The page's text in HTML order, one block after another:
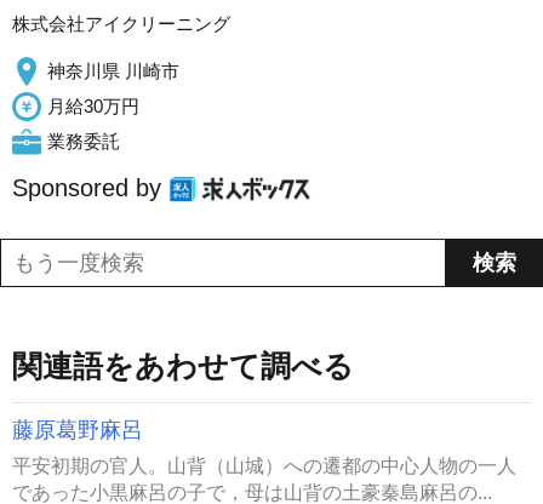
株式会社アイクリーニング
神奈川県 川崎市
月給30万円
業務委託
Sponsored by
関連語をあわせて調べる
藤原葛野麻呂
平安初期の官人。山背（山城）への遷都の中心人物の一人
であった小黒麻呂の子で，母は山背の土豪秦島麻呂の...